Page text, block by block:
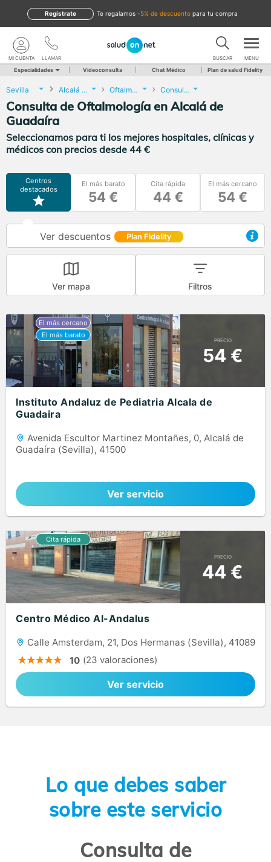
te regalamos -5% de descuento para tu compra
Regístrate
LLAMAR
MI CUENTA BUSCAR MENU
Especialidades Videoconsulta Chat Médico Plan de salud Fidelity
Sevilla Alcalá de Guadaíra Oftalmología Consulta de Oftalmología
Consulta de Oftalmología en Alcalá de
Guadaíra
Seleccionamos para ti los mejores hospitales, clínicas y
médicos con precios desde 44 €
Centros
destacados
El más barato
54 €
Cita rápida
44 €
El más cercano
54 €
Ver descuentos Plan Fidelity
Ver mapa Filtros
PRECIO
54 €
Instituto Andaluz de Pediatria Alcala de
Guadaira
Avenida Escultor Martinez Montañes, 0, Alcalá de
Guadaíra (Sevilla), 41500
Ver servicio
PRECIO
44 €
Centro Médico Al-Andalus
Calle Amsterdam, 21, Dos Hermanas (Sevilla), 41089
10 (23 valoraciones)
Ver servicio
Lo que debes saber
sobre este servicio
Consulta de